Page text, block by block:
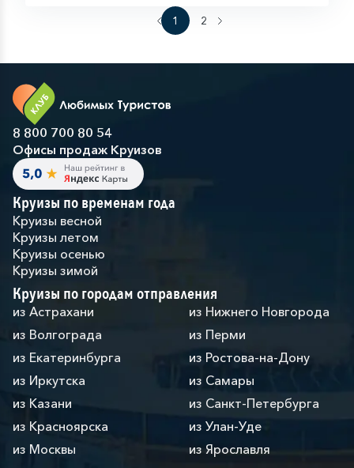
1 2
8 800 700 80 54
Офисы продаж Круизов
Круизы по временам года
Круизы весной
Круизы летом
Круизы осенью
Круизы зимой
Круизы по городам отправления
из Астрахани
из Волгограда
из Екатеринбурга
из Иркутска
из Казани
из Красноярска
из Москвы
из Нижнего Новгорода
из Перми
из Ростова-на-Дону
из Самары
из Санкт-Петербурга
из Улан-Уде
из Ярославля